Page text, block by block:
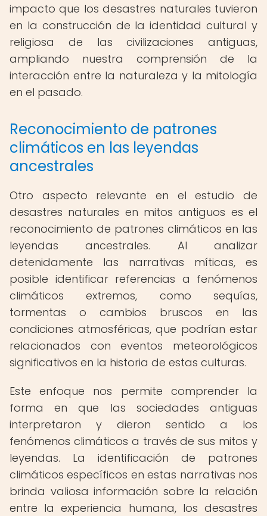
impacto que los desastres naturales tuvieron
en la construcción de la identidad cultural y
religiosa de las civilizaciones antiguas,
ampliando nuestra comprensión de la
interacción entre la naturaleza y la mitología
en el pasado.
Reconocimiento de patrones
climáticos en las leyendas
ancestrales
Otro aspecto relevante en el estudio de
desastres naturales en mitos antiguos es el
reconocimiento de patrones climáticos en las
leyendas ancestrales. Al analizar
detenidamente las narrativas míticas, es
posible identificar referencias a fenómenos
climáticos extremos, como sequías,
tormentas o cambios bruscos en las
condiciones atmosféricas, que podrían estar
relacionados con eventos meteorológicos
significativos en la historia de estas culturas.
Este enfoque nos permite comprender la
forma en que las sociedades antiguas
interpretaron y dieron sentido a los
fenómenos climáticos a través de sus mitos y
leyendas. La identificación de patrones
climáticos específicos en estas narrativas nos
brinda valiosa información sobre la relación
entre la experiencia humana, los desastres